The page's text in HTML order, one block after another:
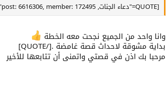
ت
:
[QUOTE="دعاء الجنات, post: 6616306, member: 172495"
وانا واحد من الجميع نجحت معه الخطة
بداية مشوقة لاحداث قصة غامضة .[/QUOTE]
مرحبا بك اذن في قصتي واتمنى أن تتابعها للأخير